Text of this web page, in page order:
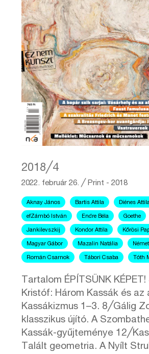
2018╱4
2022. február 26. ╱ Print - 2018
Aknay János Bartis Attila Diénes
efZámbó István Endre Béla Goethe
Jankilevszkij Kondor Attila Kőrösi
Magyar Gábor Mazalin Natália
Román Csarnok Tábori Csaba Tóth
Tartalom ÉPÍTSÜNK
Kristóf: Három Kassák és az
Kassákizmus 1–3. 8╱Gálig
klasszikus újító. A
Kassák-gyűjteménye
Talált geometria. A Nyílt